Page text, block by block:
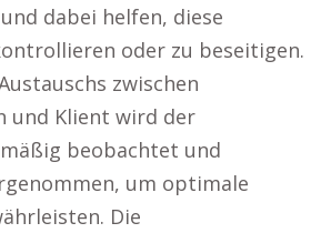
dabei helfen, diese
oder zu beseitigen.
zwischen
und Klient wird der
beobachtet und
um optimale
Die